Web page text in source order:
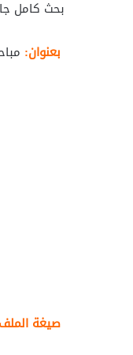
بحث كامل
بعنوان:
صيغة